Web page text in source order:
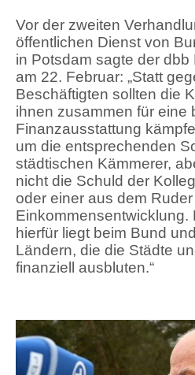
Vor der zweiten
öffentlichen Dienst von
in Potsdam sagte der
am 22. Februar: „Statt
Beschäftigten sollten die
ihnen zusammen für eine
Finanzausstattung
um die entsprechenden
städtischen Kämmerer,
nicht die Schuld der
oder einer aus dem
Einkommensentwicklung.
hierfür liegt beim Bund
Ländern, die die Städte
finanziell ausbluten.“